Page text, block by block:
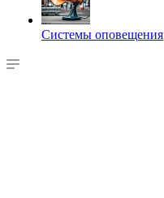
Системы оповещения